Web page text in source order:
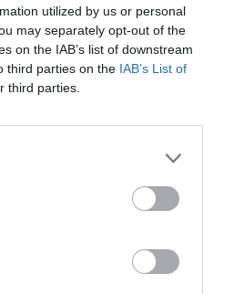
utilized by us or personal
may separately opt-out of the
on the IAB’s list of downstream
third parties on the IAB’s List of
third parties.